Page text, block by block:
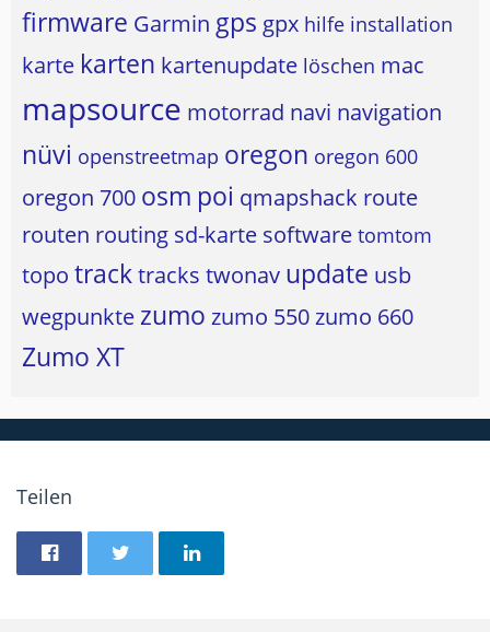
firmware Garmin gps gpx hilfe installation
karte karten kartenupdate löschen mac
mapsource motorrad navi navigation
nüvi openstreetmap oregon oregon 600
oregon 700 osm poi qmapshack route
routen routing sd-karte software tomtom
topo tracktracks twonav update usb
wegpunkte zumo zumo 550zumo 660
Zumo XT
Teilen